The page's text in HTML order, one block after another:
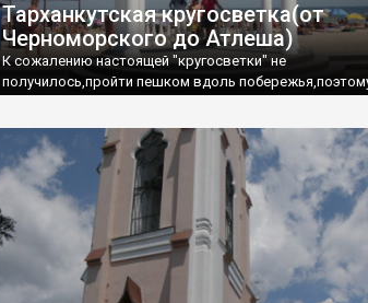
Тарханкутская кругосветка(от
Черноморского до Атлеша)
К сожалению настоящей "кругосветки" не
получилось,пройти пешком вдоль